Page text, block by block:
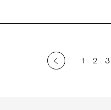
1 2 3